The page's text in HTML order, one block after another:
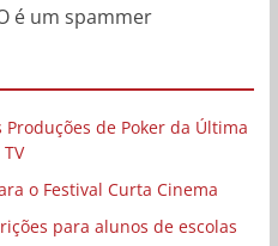
é um spammer
de Poker da Última
o Festival Curta Cinema
para alunos de escolas